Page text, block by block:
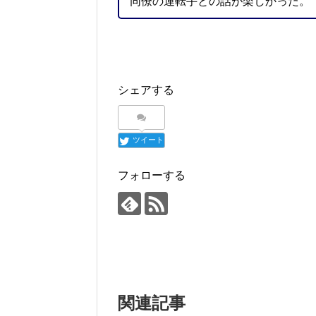
シェアする
ツイート
フォローする
関連記事